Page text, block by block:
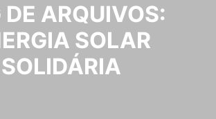
DE ARQUIVOS:
SOLAR
SOLIDÁRIA